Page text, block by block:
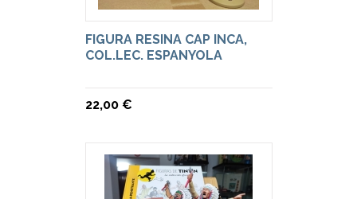
FIGURA RESINA CAP INCA,
COL.LEC. ESPANYOLA
22,00 €